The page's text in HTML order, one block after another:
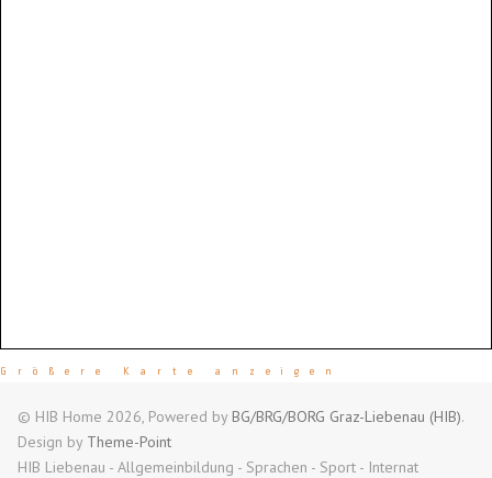
Größere Karte anzeigen
© HIB Home 2026, Powered by BG/BRG/BORG Graz-Liebenau (HIB).
Design by Theme-Point
HIB Liebenau - Allgemeinbildung - Sprachen - Sport - Internat